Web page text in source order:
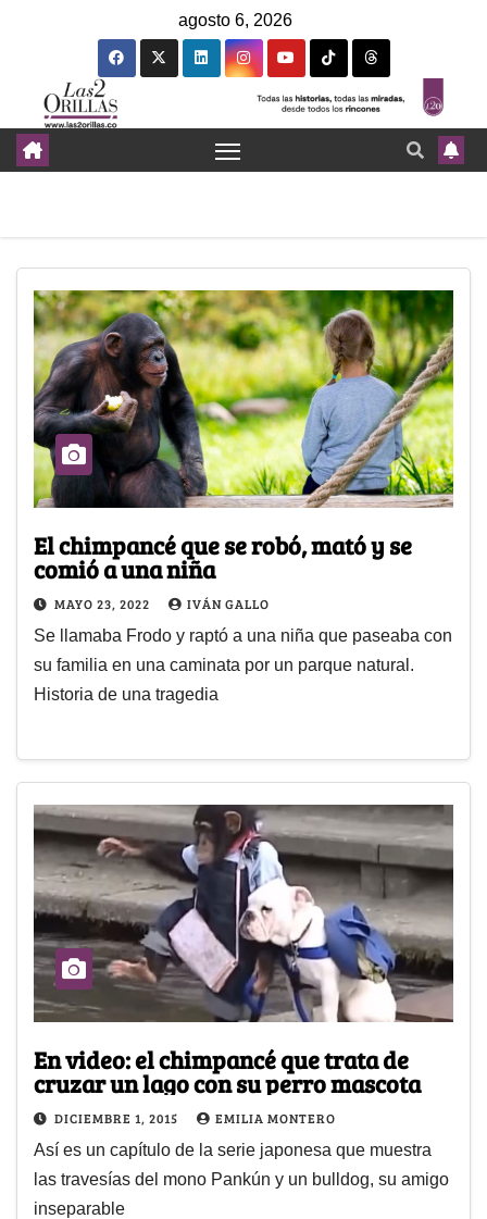
agosto 6, 2026
El chimpancé que se robó, mató y se
comió a una niña
MAYO 23, 2022 IVÁN GALLO
Se llamaba Frodo y raptó a una niña que paseaba con
su familia en una caminata por un parque natural.
Historia de una tragedia
En video: el chimpancé que trata de
cruzar un lago con su perro mascota
DICIEMBRE 1, 2015 EMILIA MONTERO
Así es un capítulo de la serie japonesa que muestra
las travesías del mono Pankún y un bulldog, su amigo
inseparable